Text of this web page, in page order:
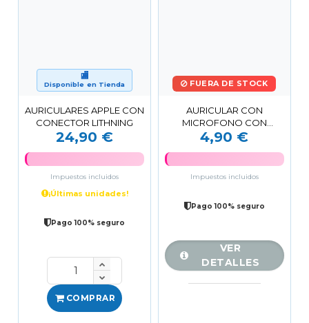
🏬
Disponible en Tienda
AURICULARES APPLE CON
CONECTOR LITHNING
24,90 €
Impuestos incluidos
¡Últimas unidades!
Pago 100% seguro
COMPRAR
FUERA DE STOCK
AURICULAR CON
MICROFONO CON
PUERTO LIGHTNING EP85
BLANCO XO
4,90 €
Impuestos incluidos
Pago 100% seguro
VER
DETALLES